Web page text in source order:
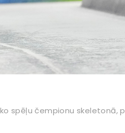
spēļu čempionu skeletonā,